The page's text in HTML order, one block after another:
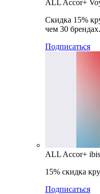
ALL Accor+
Скидка 15%
чем 30 брендах.
Подписаться
ALL Accor+ ibis
15% скидка
Подписаться